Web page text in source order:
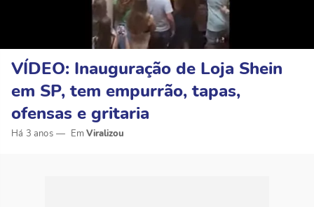
VÍDEO: Inauguração de Loja Shein
em SP, tem empurrão, tapas,
ofensas e gritaria
Há 3 anos Viralizou